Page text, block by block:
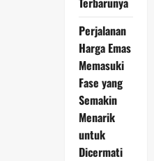
Perjalanan
Harga Emas
Memasuki
Fase yang
Semakin
Menarik
untuk
Dicermati